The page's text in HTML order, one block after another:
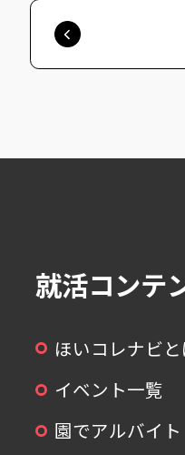
就活コンテ
ほいコレナビ
イベント一覧
園でアルバイト